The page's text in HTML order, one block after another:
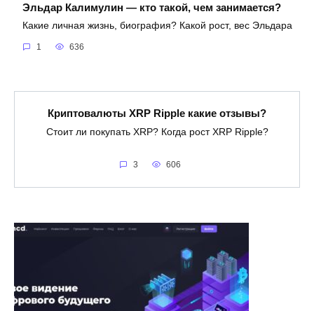
Эльдар Калимулин — кто такой, чем занимается?
Какие личная жизнь, биография? Какой рост, вес Эльдара
1 636
Криптовалюты XRP Ripple какие отзывы?
Стоит ли покупать XRP? Когда рост XRP Ripple?
3 606